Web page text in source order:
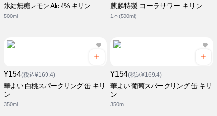
氷結無糖レモン Alc.4% キリン
500ml
麒麟特製 コーラサワー キリン
1本(500ml)
¥154(税込¥169.4)
華よい 白桃スパークリング 缶 キリ
ン
350ml
¥154(税込¥169.4)
華よい 葡萄スパークリング 缶 キリ
ン
350ml